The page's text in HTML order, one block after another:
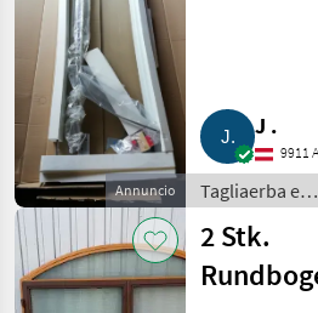
Annuncio
J .
9911
Tagliaerba e
macchine da
giardinaggio /
Porte e finestre
2 Stk.